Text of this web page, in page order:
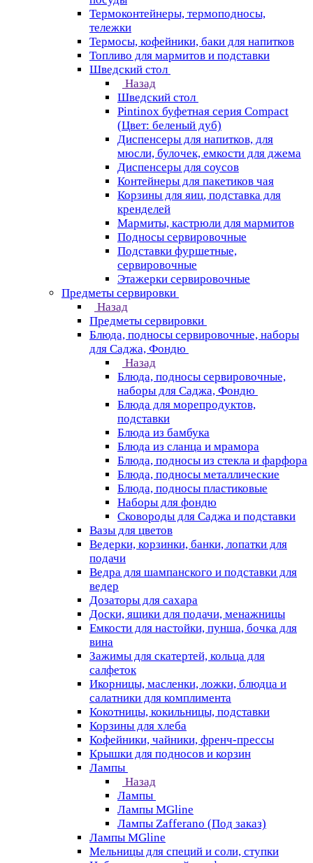
Термоконтейнеры, термоподносы,
тележки
Термосы, кофейники, баки для напитков
Топливо для мармитов и подставки
Шведский стол
Назад
Шведский стол
Pintinox буфетная серия Compact
(Цвет: беленый дуб)
Диспенсеры для напитков, для
мюсли, булочек, емкости для джема
Диспенсеры для соусов
Контейнеры для пакетиков чая
Корзины для яиц, подставка для
кренделей
Мармиты, кастрюли для мармитов
Подносы сервировочные
Подставки фуршетные,
сервировочные
Этажерки сервировочные
Предметы сервировки
Назад
Предметы сервировки
Блюда, подносы сервировочные, наборы
для Саджа, Фондю
Назад
Блюда, подносы сервировочные,
наборы для Саджа, Фондю
Блюда для морепродуктов,
подставки
Блюда из бамбука
Блюда из сланца и мрамора
Блюда, подносы из стекла и фарфора
Блюда, подносы металлические
Блюда, подносы пластиковые
Наборы для фондю
Сковороды для Саджа и подставки
Вазы для цветов
Ведерки, корзинки, банки, лопатки для
подачи
Ведра для шампанского и подставки для
ведер
Дозаторы для сахара
Доски, ящики для подачи, менажницы
Емкости для настойки, пунша, бочка для
вина
Зажимы для скатертей, кольца для
салфеток
Икорницы, масленки, ложки, блюдца и
салатники для комплимента
Кокотницы, кокильницы, подставки
Корзины для хлеба
Кофейники, чайники, френч-прессы
Крышки для подносов и корзин
Лампы
Назад
Лампы
Лампы MGline
Лампы Zafferano (Под заказ)
Лампы MGline
Мельницы для специй и соли, ступки